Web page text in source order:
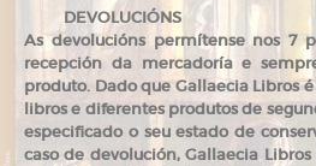
DEVOLUCIÓNS
As devolucións permítense nos 7
recepción da mercadoría e
produto. Dado que Gallaecia Libros
libros e diferentes produtos de
especificado o seu estado de
caso de devolución, Gallaecia